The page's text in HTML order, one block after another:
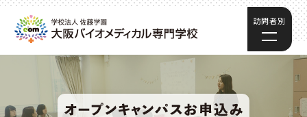
訪問者別